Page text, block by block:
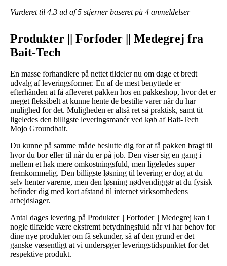
Vurderet til 4.3 ud af 5 stjerner baseret på 4 anmeldelser
Produkter || Forfoder || Medegrej fra
Bait-Tech
En masse forhandlere på nettet tildeler nu om dage et bredt
udvalg af leveringsformer. En af de mest benyttede er
efterhånden at få afleveret pakken hos en pakkeshop, hvor det er
meget fleksibelt at kunne hente de bestilte varer når du har
mulighed for det. Muligheden er altså ret så praktisk, samt tit
ligeledes den billigste leveringsmanér ved køb af Bait-Tech
Mojo Groundbait.
Du kunne på samme måde beslutte dig for at få pakken bragt til
hvor du bor eller til når du er på job. Den viser sig en gang i
mellem et hak mere omkostningsfuld, men ligeledes super
fremkommelig. Den billigste løsning til levering er dog at du
selv henter varerne, men den løsning nødvendiggør at du fysisk
befinder dig med kort afstand til internet virksomhedens
arbejdslager.
Antal dages levering på Produkter || Forfoder || Medegrej kan i
nogle tilfælde være ekstremt betydningsfuld når vi har behov for
dine nye produkter om få sekunder, så af den grund er det
ganske væsentligt at vi undersøger leveringstidspunktet for det
respektive produkt.